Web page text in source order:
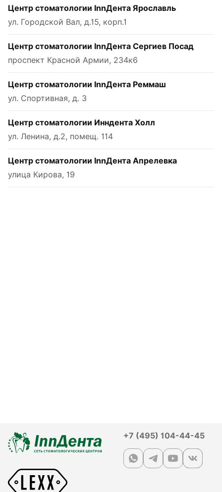
Центр стоматологии InnДента Ярославль
ул. Городской Вал, д.15, корп.1
Центр стоматологии InnДента Сергиев Посад
проспект Красной Армии, 234к6
Центр стоматологии InnДента Реммаш
ул. Спортивная, д. 3
Центр стоматологии Инндента Холл
ул. Ленина, д.2, помещ. 114
Центр стоматологии InnДента Апрелевка
улица Кирова, 19
+7 (495) 104-44-45